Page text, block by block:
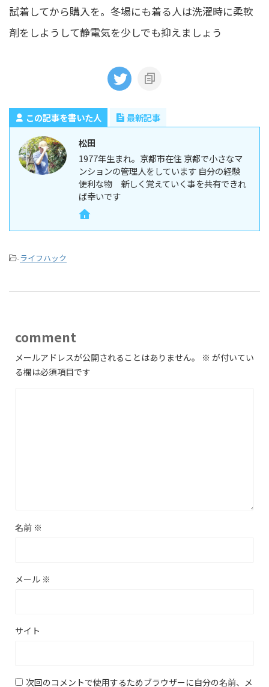
試着してから購入を。冬場にも着る人は洗濯時に柔軟
剤をしようして静電気を少しでも抑えましょう
この記事を書いた人
最新記事
松田
1977年生まれ。京都市在住 京都で小さなマ
ンションの管理人をしています 自分の経験
便利な物 新しく覚えていく事を共有できれ
ば幸いです
-ライフハック
comment
メールアドレスが公開されることはありません。 ※ が付いてい
る欄は必須項目です
名前 ※
メール ※
サイト
次回のコメントで使用するためブラウザーに自分の名前、メ